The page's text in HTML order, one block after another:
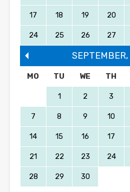
17 18 19 20
24 25 26 27
SEPTEMBER,
MO TU WE TH
1 2 3
7 8 9 10
14 15 16 17
21 22 23 24
28 29 30